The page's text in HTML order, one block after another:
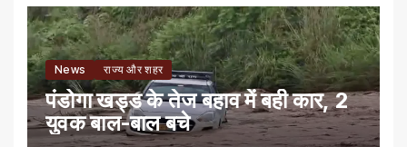
News राज्य और शहर
पंडोगा खड्ड के तेज बहाव में बही कार, 2
युवक बाल-बाल बचे